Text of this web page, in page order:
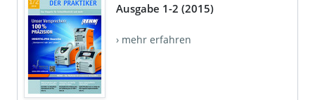
Ausgabe 1-2 (2015)
› mehr erfahren